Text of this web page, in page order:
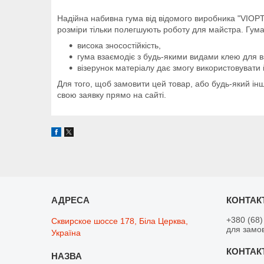
Надійна набивна гума від відомого виробника
розміри тільки полегшують роботу для майстра.
висока зносостійкість,
гума взаємодіє з будь-якими видами клею для
візерунок матеріалу дає змогу
Для того, щоб замовити цей товар, або будь-який
свою заявку прямо на сайті.
Сквирское шоссе 178, Біла Церква,
Україна
+380
для